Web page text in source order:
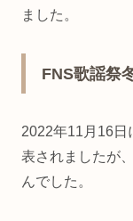
ました。
FNS歌謡祭
2022年11月16日
表されましたが
んでした。